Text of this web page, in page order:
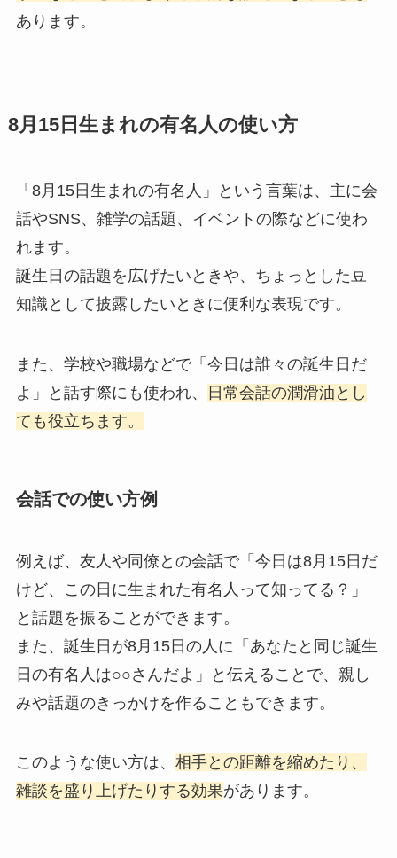
あります。
8月15日生まれの有名人の使い方
「8月15日生まれの有名人」という言葉は、主に会
話やSNS、雑学の話題、イベントの際などに使わ
れます。
誕生日の話題を広げたいときや、ちょっとした豆
知識として披露したいときに便利な表現です。
また、学校や職場などで「今日は誰々の誕生日だ
よ」と話す際にも使われ、
日常会話の潤滑油とし
ても役立ちます。
会話での使い方例
例えば、友人や同僚との会話で「今日は8月15日だ
けど、この日に生まれた有名人って知ってる？」
と話題を振ることができます。
また、誕生日が8月15日の人に「あなたと同じ誕生
日の有名人は○○さんだよ」と伝えることで、親し
みや話題のきっかけを作ることもできます。
このような使い方は、 相手との距離を縮めたり、
雑談を盛り上げたりする効果があります。